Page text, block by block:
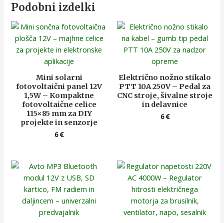
Podobni izdelki
Mini solarni
fotovoltaični panel 12V
1,5W – Kompaktne
fotovoltaične celice
115×85 mm za DIY
projekte in senzorje
6€
Električno nožno stikalo
PTT 10A 250V – Pedal za
CNC stroje, šivalne stroje
in delavnice
6€